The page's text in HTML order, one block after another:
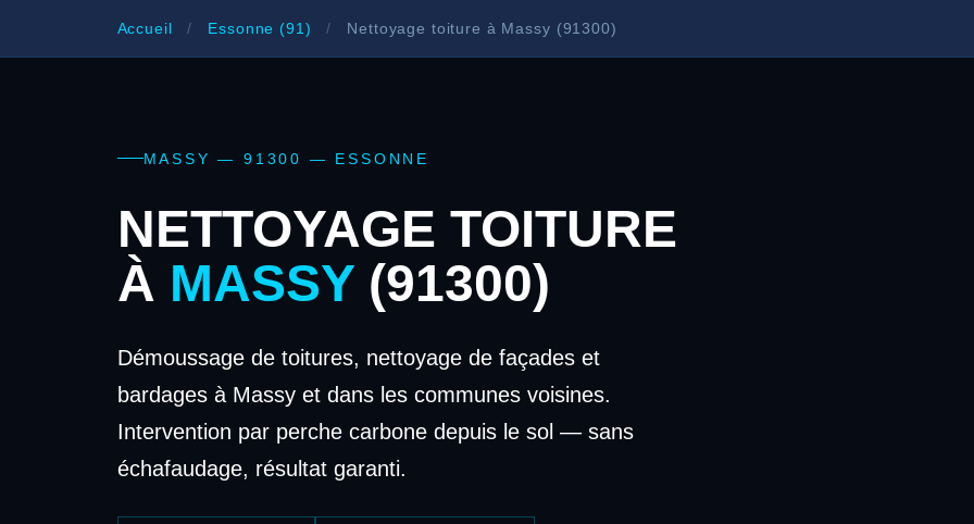
Accueil / Essonne (91) / Nettoyage toiture à Massy (91300)
MASSY — 91300 — ESSONNE
NETTOYAGE TOITURE
À MASSY(91300)
Démoussage de toitures, nettoyage de façades et
bardages à Massy et dans les communes voisines.
Intervention par perche carbone depuis le sol — sans
échafaudage, résultat garanti.